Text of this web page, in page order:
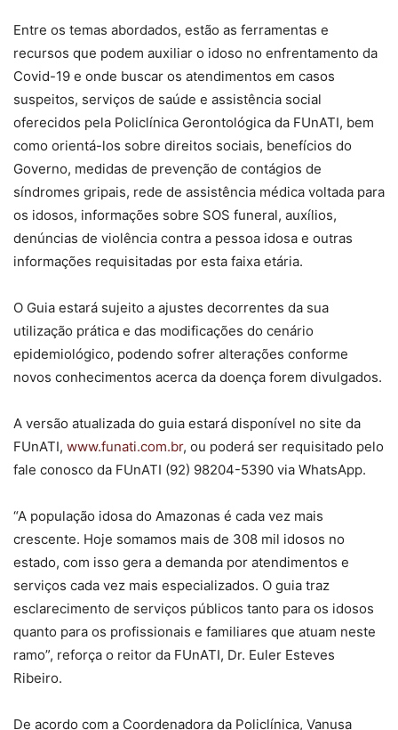
Entre os temas abordados, estão as ferramentas e
recursos que podem auxiliar o idoso no enfrentamento da
Covid-19 e onde buscar os atendimentos em casos
suspeitos, serviços de saúde e assistência social
oferecidos pela Policlínica Gerontológica da FUnATI, bem
como orientá-los sobre direitos sociais, benefícios do
Governo, medidas de prevenção de contágios de
síndromes gripais, rede de assistência médica voltada para
os idosos, informações sobre SOS funeral, auxílios,
denúncias de violência contra a pessoa idosa e outras
informações requisitadas por esta faixa etária.
O Guia estará sujeito a ajustes decorrentes da sua
utilização prática e das modificações do cenário
epidemiológico, podendo sofrer alterações conforme
novos conhecimentos acerca da doença forem divulgados.
A versão atualizada do guia estará disponível no site da
FUnATI, www.funati.com.br, ou poderá ser requisitado pelo
fale conosco da FUnATI (92) 98204-5390 via WhatsApp.
“A população idosa do Amazonas é cada vez mais
crescente. Hoje somamos mais de 308 mil idosos no
estado, com isso gera a demanda por atendimentos e
serviços cada vez mais especializados. O guia traz
esclarecimento de serviços públicos tanto para os idosos
quanto para os profissionais e familiares que atuam neste
ramo”, reforça o reitor da FUnATI, Dr. Euler Esteves
Ribeiro.
De acordo com a Coordenadora da Policlínica, Vanusa